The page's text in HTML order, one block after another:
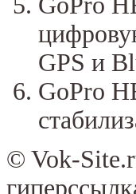
GPS и
GoPro
© Vok-